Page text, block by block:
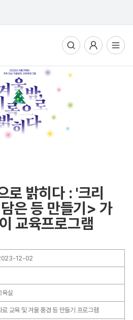
전체메뉴열기
로 밝히다 : '크리
은 등 만들기> 가
교육프로그램
12-02
육실
교육 및 겨울 풍경 등 만들기 프로그램